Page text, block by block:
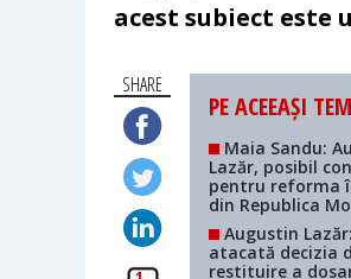
acest subiect este
SHARE
PE ACEEAȘI
Maia Sandu:
Lazăr, posibil
pentru reforma
din Republica
Augustin
atacată decizia
restituire a